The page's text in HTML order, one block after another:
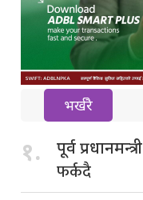
भर्खरै
१. पूर्व प्रधानमन्त्री
फर्कदै